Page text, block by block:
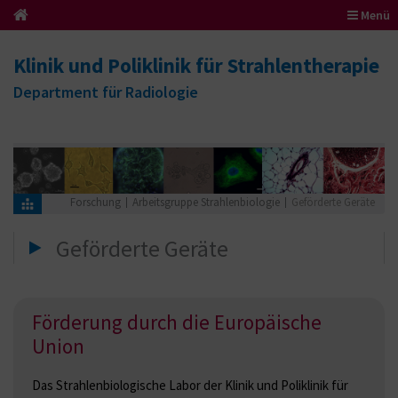
Menü
Klinik und Poliklinik für Strahlentherapie
Department für Radiologie
Forschung Arbeitsgruppe Strahlenbiologie Geförderte Geräte
Geförderte Geräte
Förderung durch die Europäische
Union
Das Strahlenbiologische Labor der Klinik und Poliklinik für